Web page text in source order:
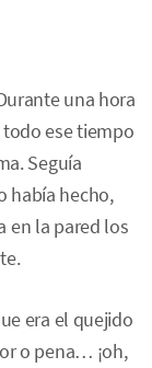
una hora
ese tiempo
Seguía
había hecho,
en la pared los
era el quejido
o pena… ¡oh,